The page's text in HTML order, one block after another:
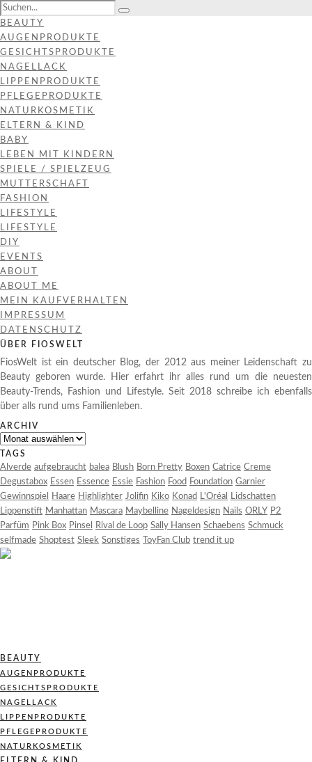
BEAUTY
AUGENPRODUKTE
GESICHTSPRODUKTE
NAGELLACK
LIPPENPRODUKTE
PFLEGEPRODUKTE
NATURKOSMETIK
ELTERN & KIND
BABY
LEBEN MIT KINDERN
SPIELE / SPIELZEUG
MUTTERSCHAFT
FASHION
LIFESTYLE
LIFESTYLE
DIY
EVENTS
ABOUT
ABOUT ME
MEIN KAUFVERHALTEN
IMPRESSUM
DATENSCHUTZ
ÜBER FIOSWELT
FiosWelt ist ein deutscher Blog, der 2012 aus meiner Leidenschaft zu
Beauty geboren wurde. Hier erfahrt ihr alles rund um die neuesten
Beauty-Trends, Fashion und Lifestyle. Seit 2018 schreibe ich ebenfalls
über alls rund ums Familienleben.
ARCHIV
Archiv
TAGS
Alverde aufgebraucht balea Blush Born Pretty Boxen Catrice Creme
Degustabox Essen Essence Essie Fashion Food Foundation Garnier
Gewinnspiel
Haare Highlighter Jolifin Kiko Konad L'Oréal
Lidschatten
Lippenstift Manhattan Mascara Maybelline Nageldesign Nails ORLY P2
Parfüm Pink Box Pinsel Rival de Loop Sally Hansen Schaebens Schmuck
selfmade Shoptest Sleek Sonstiges ToyFan Club trend it up
BEAUTY
AUGENPRODUKTE
GESICHTSPRODUKTE
NAGELLACK
LIPPENPRODUKTE
PFLEGEPRODUKTE
NATURKOSMETIK